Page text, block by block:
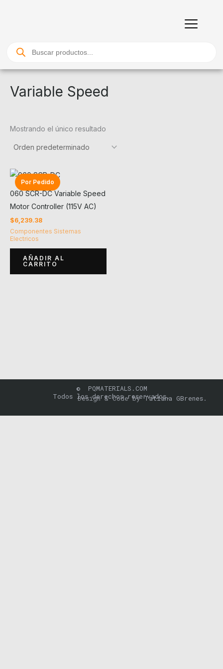
productos
Variable Speed
Mostrando el único resultado
Por Pedido
060 SCR-DC Variable Speed
Motor Controller (115V AC)
$6,239.38
Componentes Sistemas
Electricos
AÑADIR AL
CARRITO
© PQMATERIALS.COM
Todos los derechos reservados.
Design & Code byTatiana GBrenes.